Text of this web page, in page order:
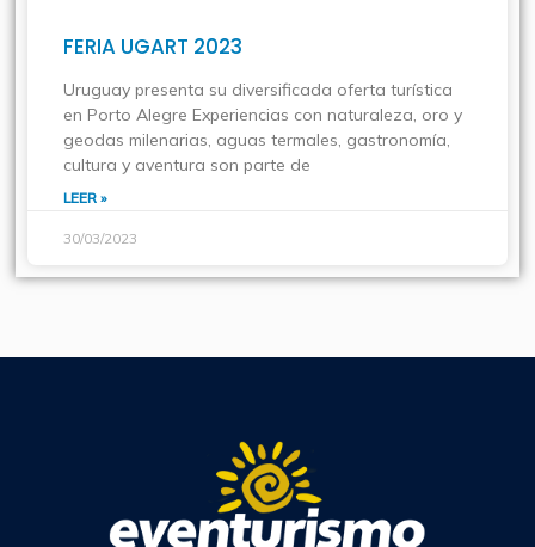
FERIA UGART 2023
Uruguay presenta su diversificada oferta turística
en Porto Alegre Experiencias con naturaleza, oro y
geodas milenarias, aguas termales, gastronomía,
cultura y aventura son parte de
LEER »
30/03/2023